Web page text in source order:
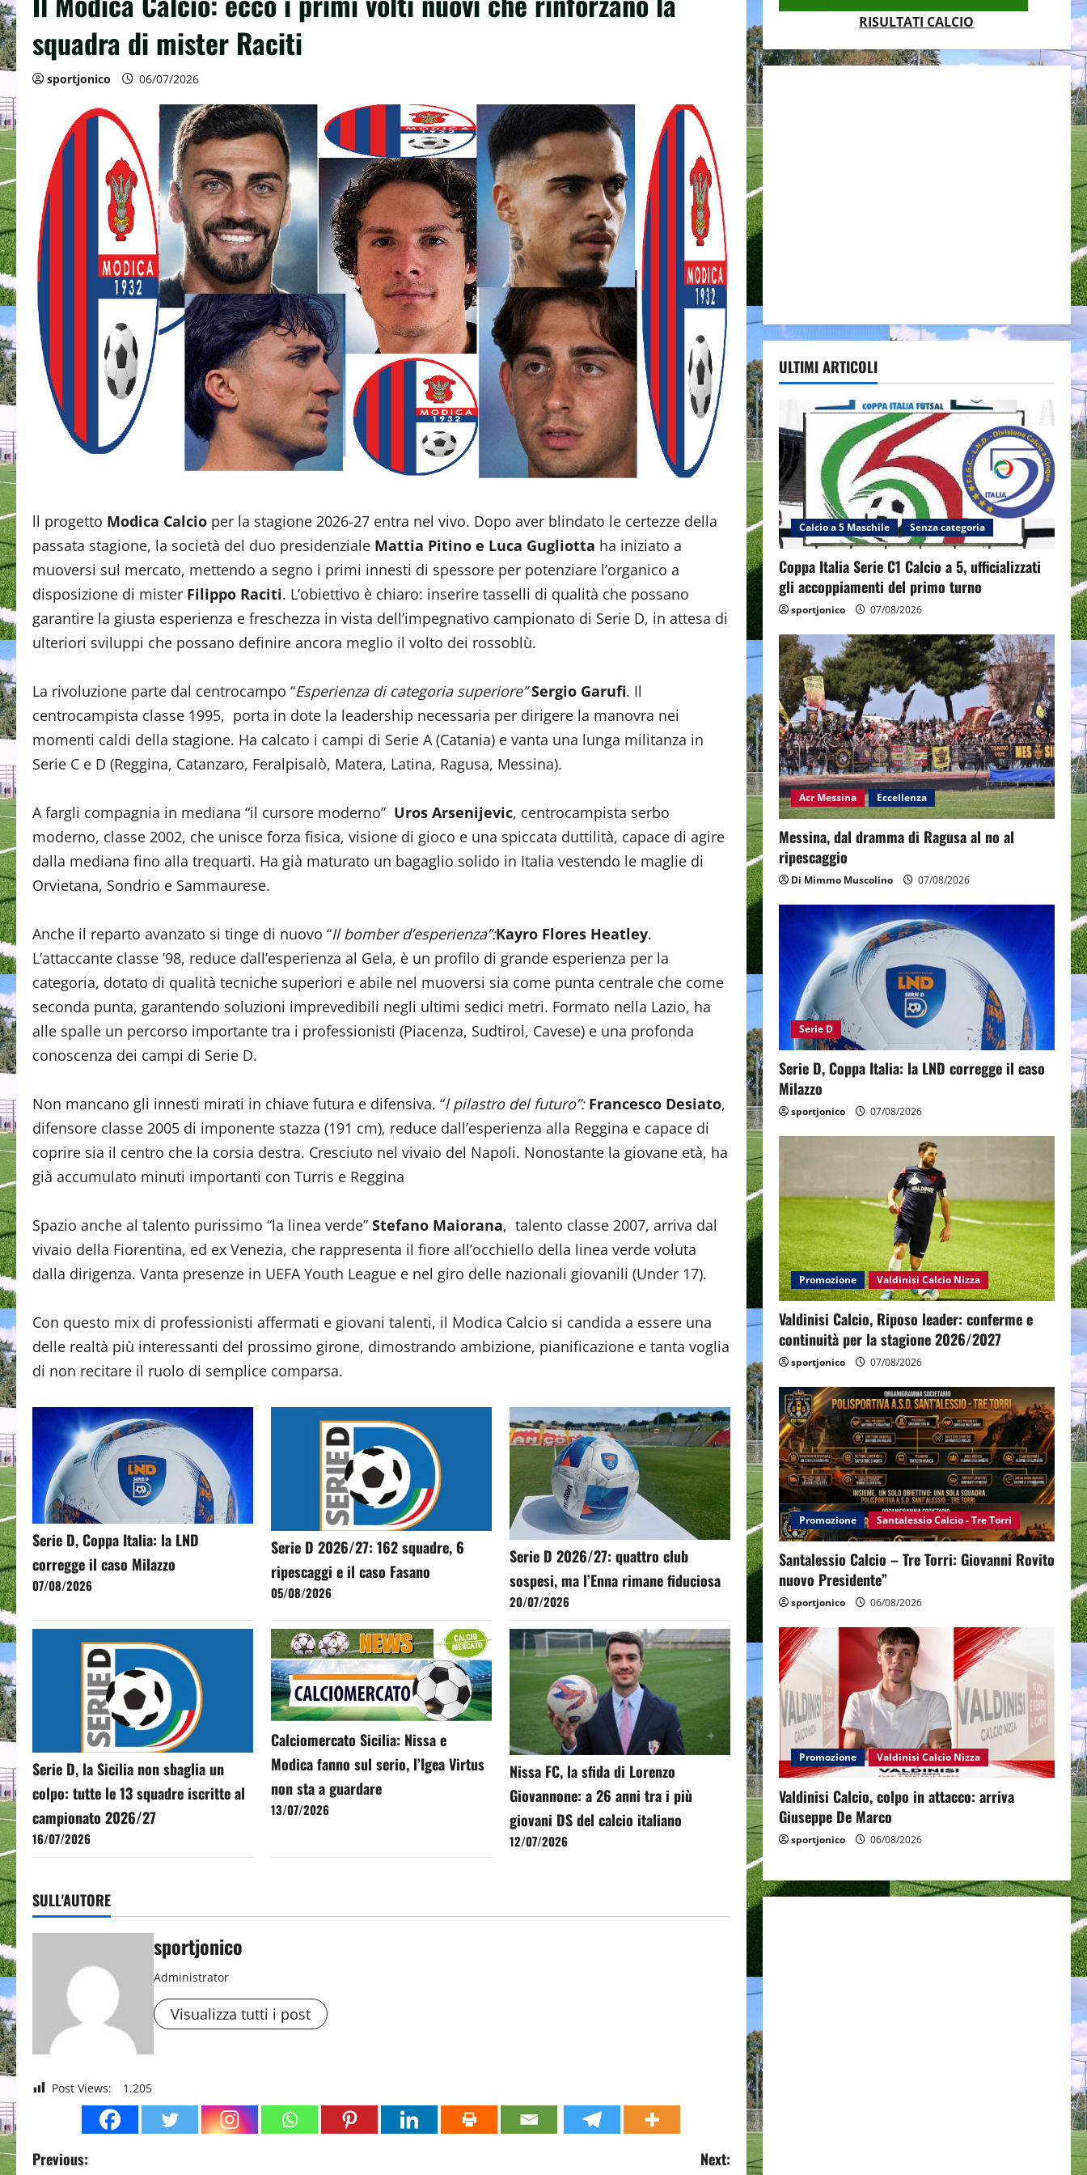
squadra di mister Raciti
sportjonico 06/07/2026
ll progetto Modica Calcio per la stagione 2026-27 entra nel vivo. Dopo aver blindato le certezze della
passata stagione, la società del duo presidenziale Mattia Pitino e Luca Gugliotta ha iniziato a
muoversi sul mercato, mettendo a segno i primi innesti di spessore per potenziare l’organico a
disposizione di mister Filippo Raciti. L’obiettivo è chiaro: inserire tasselli di qualità che possano
garantire la giusta esperienza e freschezza in vista dell’impegnativo campionato di Serie D, in attesa di
ulteriori sviluppi che possano definire ancora meglio il volto dei rossoblù.
La rivoluzione parte dal centrocampo “Esperienza di categoria superiore”Sergio Garufi. Il
centrocampista classe 1995, porta in dote la leadership necessaria per dirigere la manovra nei
momenti caldi della stagione. Ha calcato i campi di Serie A (Catania) e vanta una lunga militanza in
Serie C e D (Reggina, Catanzaro, Feralpisalò, Matera, Latina, Ragusa, Messina).
A fargli compagnia in mediana “il cursore moderno” Uros Arsenijevic, centrocampista serbo
moderno, classe 2002, che unisce forza fisica, visione di gioco e una spiccata duttilità, capace di agire
dalla mediana fino alla trequarti. Ha già maturato un bagaglio solido in Italia vestendo le maglie di
Orvietana, Sondrio e Sammaurese.
Anche il reparto avanzato si tinge di nuovo “Il bomber d’esperienza”:Kayro Flores Heatley.
L’attaccante classe ’98, reduce dall’esperienza al Gela, è un profilo di grande esperienza per la
categoria, dotato di qualità tecniche superiori e abile nel muoversi sia come punta centrale che come
seconda punta, garantendo soluzioni imprevedibili negli ultimi sedici metri. Formato nella Lazio, ha
alle spalle un percorso importante tra i professionisti (Piacenza, Sudtirol, Cavese) e una profonda
conoscenza dei campi di Serie D.
Non mancano gli innesti mirati in chiave futura e difensiva. “l pilastro del futuro”: Francesco Desiato,
difensore classe 2005 di imponente stazza (191 cm), reduce dall’esperienza alla Reggina e capace di
coprire sia il centro che la corsia destra. Cresciuto nel vivaio del Napoli. Nonostante la giovane età, ha
già accumulato minuti importanti con Turris e Reggina
Spazio anche al talento purissimo “la linea verde” Stefano Maiorana, talento classe 2007, arriva dal
vivaio della Fiorentina, ed ex Venezia, che rappresenta il fiore all’occhiello della linea verde voluta
dalla dirigenza. Vanta presenze in UEFA Youth League e nel giro delle nazionali giovanili (Under 17).
Con questo mix di professionisti affermati e giovani talenti, il Modica Calcio si candida a essere una
delle realtà più interessanti del prossimo girone, dimostrando ambizione, pianificazione e tanta voglia
di non recitare il ruolo di semplice comparsa.
Serie D, Coppa Italia: la LND
corregge il caso Milazzo
07/08/2026
Serie D 2026/27: 162 squadre, 6
ripescaggi e il caso Fasano
05/08/2026
Serie D 2026/27: quattro club
sospesi, ma l’Enna rimane fiduciosa
20/07/2026
Serie D, la Sicilia non sbaglia un
colpo: tutte le 13 squadre iscritte al
campionato 2026/27
16/07/2026
Calciomercato Sicilia: Nissa e
Modica fanno sul serio, l’Igea Virtus
non sta a guardare
13/07/2026
Nissa FC, la sfida di Lorenzo
Giovannone: a 26 anni tra i più
giovani DS del calcio italiano
12/07/2026
SULL'AUTORE
sportjonico
Administrator
Visualizza tutti i post
Post Views: 1.205
P
Previous:
Next:
RISULTATI CALCIO
ULTIMI ARTICOLI
Calcio a 5 Maschile Senza categoria
Coppa Italia Serie C1 Calcio a 5, ufficializzati
gli accoppiamenti del primo turno
sportjonico 07/08/2026
Acr Messina Eccellenza
Messina, dal dramma di Ragusa al no al
ripescaggio
Di Mimmo Muscolino 07/08/2026
Serie D
Serie D, Coppa Italia: la LND corregge il caso
Milazzo
sportjonico 07/08/2026
Promozione Valdinisi Calcio Nizza
Valdinisi Calcio, Riposo leader: conferme e
continuità per la stagione 2026/2027
sportjonico 07/08/2026
Promozione Santalessio Calcio - Tre Torri
Santalessio Calcio – Tre Torri: Giovanni Rovito
nuovo Presidente”
sportjonico 06/08/2026
Promozione Valdinisi Calcio Nizza
Valdinisi Calcio, colpo in attacco: arriva
Giuseppe De Marco
sportjonico 06/08/2026